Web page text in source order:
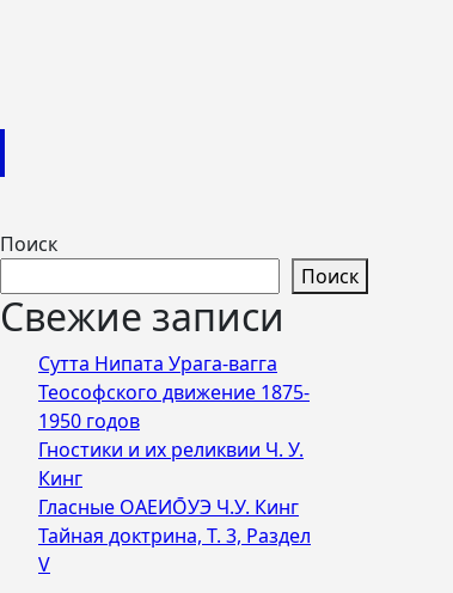
Поиск
Поиск
Свежие записи
Сутта Нипата Урага-вагга
Теософского движение 1875-
1950 годов
Гностики и их реликвии Ч. У.
Кинг
Гласные ОАЕИО̄УЭ Ч.У. Кинг
Тайная доктрина, Т. 3, Раздел
V